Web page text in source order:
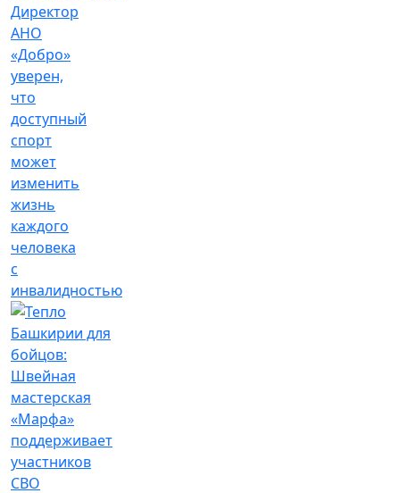
Директор
АНО
«Добро»
уверен,
что
доступный
спорт
может
изменить
жизнь
каждого
человека
с
инвалидностью